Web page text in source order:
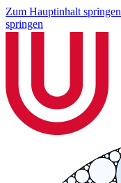
Zum Hauptinhalt springen
springen